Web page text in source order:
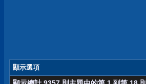
顯示選項